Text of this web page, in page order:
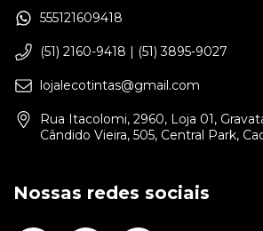
555121609418
(51) 2160-9418 | (51) 3895-9027
lojalecotintas@gmail.com
Rua Itacolomi, 2960, Loja 01,
Cândido Vieira, 505, Central Park,
Nossas redes sociais